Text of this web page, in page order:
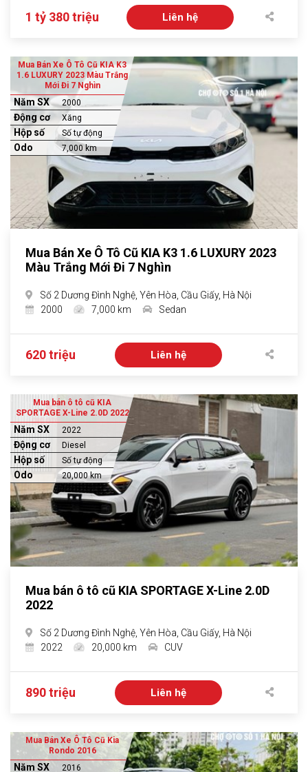
1 tỷ 380 triệu Liên hệ
Mua Bán Xe Ô Tô Cũ KIA K3
1.6 LUXURY 2023 Màu Trắng
Mới Đi 7 Nghìn
Năm SX 2000
Động cơ Xăng
Hộp số Số tự động
Odo 7,000 km
Mua Bán Xe Ô Tô Cũ KIA K3 1.6 LUXURY 2023
Màu Trắng Mới Đi 7 Nghìn
Số 2 Dương Đình Nghệ, Yên Hòa, Cầu Giấy, Hà Nội
2000
7,000 km Sedan
620 triệu Liên hệ
Mua bán ô tô cũ KIA
SPORTAGE X-Line 2.0D 2022
Năm SX 2022
Động cơ Diesel
Hộp số Số tự động
Odo 20,000 km
Mua bán ô tô cũ KIA SPORTAGE X-Line 2.0D
2022
Số 2 Dương Đình Nghệ, Yên Hòa, Cầu Giấy, Hà Nội
2022
20,000 km CUV
890 triệu Liên hệ
Mua Bán Xe Ô Tô Cũ Kia
Rondo 2016
Năm SX 2016